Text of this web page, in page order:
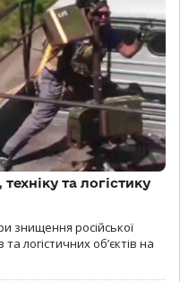
та логістику
знищення російської
логістичних об’єктів на